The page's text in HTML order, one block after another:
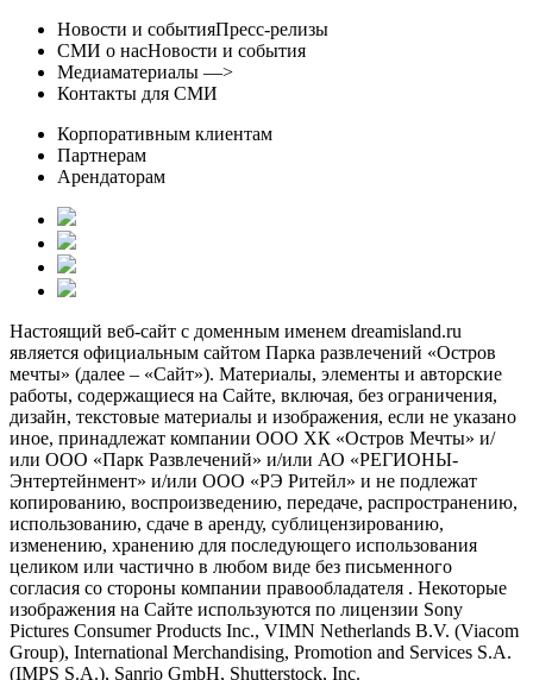
Новости и событияПресс-релизы
СМИ о насНовости и события
Медиаматериалы —>
Контакты для СМИ
Корпоративным клиентам
Партнерам
Арендаторам
Настоящий веб-сайт с доменным именем dreamisland.ru
является официальным сайтом Парка развлечений «Остров
мечты» (далее – «Сайт»). Материалы, элементы и авторские
работы, содержащиеся на Сайте, включая, без ограничения,
дизайн, текстовые материалы и изображения, если не указано
иное, принадлежат компании ООО ХК «Остров Мечты» и/
или ООО «Парк Развлечений» и/или АО «РЕГИОНЫ-
Энтертейнмент» и/или ООО «РЭ Ритейл» и не подлежат
копированию, воспроизведению, передаче, распространению,
использованию, сдаче в аренду, сублицензированию,
изменению, хранению для последующего использования
целиком или частично в любом виде без письменного
согласия со стороны компании правообладателя . Некоторые
изображения на Сайте используются по лицензии Sony
Pictures Consumer Products Inc., VIMN Netherlands B.V. (Viacom
Group), International Merchandising, Promotion and Services S.A.
(IMPS S.A.), Sanrio GmbH, Shutterstock, Inc.